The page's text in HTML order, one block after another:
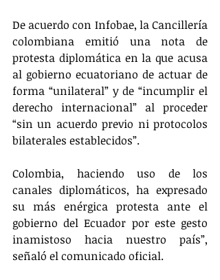
De acuerdo con Infobae, la Cancillería
colombiana emitió una nota de
protesta diplomática en la que acusa
al gobierno ecuatoriano de actuar de
forma “unilateral” y de “incumplir el
derecho internacional” al proceder
“sin un acuerdo previo ni protocolos
bilaterales establecidos”.
Colombia, haciendo uso de los
canales diplomáticos, ha expresado
su más enérgica protesta ante el
gobierno del Ecuador por este gesto
inamistoso hacia nuestro país”,
señaló el comunicado oficial.